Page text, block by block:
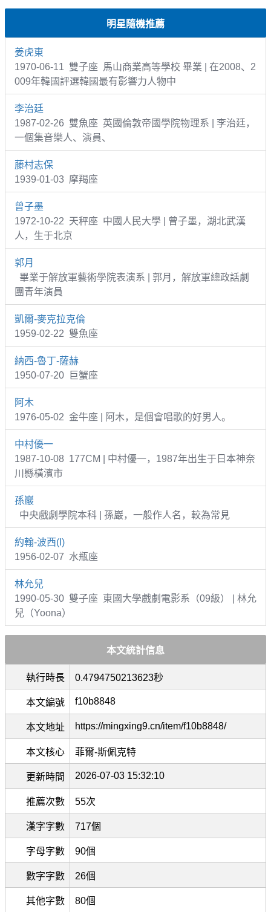
明星隨機推薦
姜虎東
1970-06-11 雙子座 馬山商業高等學校 畢業 | 在2008、2
009年韓國評選韓國最有影響力人物中
李治廷
1987-02-26 雙魚座 英國倫敦帝國學院物理系 | 李治廷，
一個集音樂人、演員、
藤村志保
1939-01-03 摩羯座
曾子墨
1972-10-22 天秤座 中國人民大學 | 曾子墨，湖北武漢
人，生于北京
郭月
畢業于解放軍藝術學院表演系 | 郭月，解放軍總政話劇
團青年演員
凱爾-麥克拉克倫
1959-02-22 雙魚座
納西-魯丁-薩赫
1950-07-20 巨蟹座
阿木
1976-05-02 金牛座 | 阿木，是個會唱歌的好男人。
中村優一
1987-10-08 177CM | 中村優一，1987年出生于日本神奈
川縣橫濱市
孫巖
中央戲劇學院本科 | 孫巖，一般作人名，較為常見
約翰-波西(I)
1956-02-07 水瓶座
林允兒
1990-05-30 雙子座 東國大學戲劇電影系（09級） | 林允
兒（Yoona）
本文統計信息
執行時長 0.4794750213623秒
本文編號 f10b8848
本文地址 https://mingxing9.cn/item/f10b8848/
本文核心 菲爾-斯佩克特
更新時間 2026-07-03 15:32:10
推薦次數 55次
漢字字數 717個
字母字數 90個
數字字數 26個
其他字數 80個